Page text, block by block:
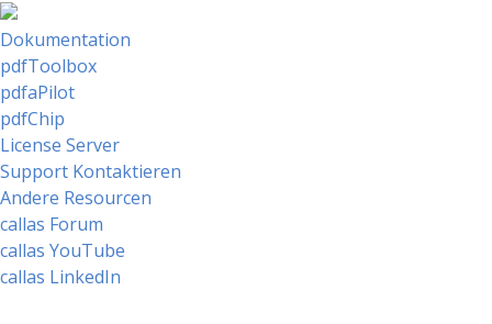
Dokumentation
pdfToolbox
pdfaPilot
pdfChip
License Server
Support Kontaktieren
Andere Resourcen
callas Forum
callas YouTube
callas LinkedIn